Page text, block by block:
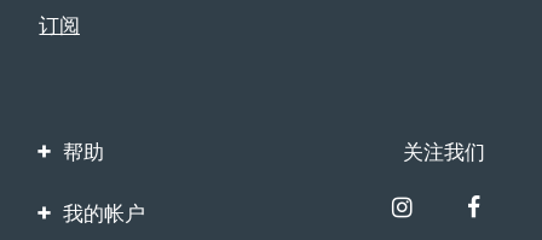
帮助
联系我们
关注我们
我的帐户